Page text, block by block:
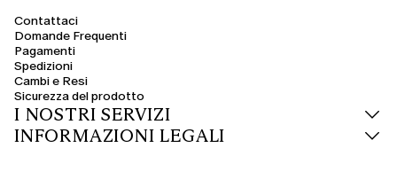
Contattaci
Domande Frequenti
Pagamenti
Spedizioni
Cambi e Resi
Sicurezza del prodotto
I NOSTRI SERVIZI
INFORMAZIONI LEGALI